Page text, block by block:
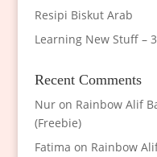
Resipi Biskut Arab
Learning New Stuff –
Recent Comments
Nuron Rainbow Alif
(Freebie)
Fatima on Rainbow